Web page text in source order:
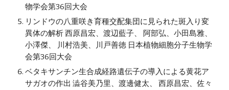
物学会第36回大会
リンドウの八重咲き育種交配集団に見られた斑入り変
異体の解析 西原昌宏、渡辺藍子、 阿部弘、小田島雅、
小澤傑、 川村浩美、川戸善徳 日本植物細胞分子生物学
会第36回大会
ベタキサンチン生合成経路遺伝子の導入による黄花ア
サガオの作出 澁谷美乃里、渡邊健太、 西原昌宏、佐々